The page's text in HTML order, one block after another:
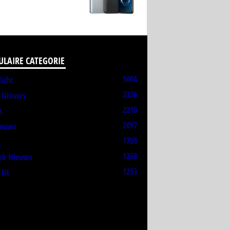
CATEGORIE
5004
2326
2210
2097
1755
Nieuws
1268
1253